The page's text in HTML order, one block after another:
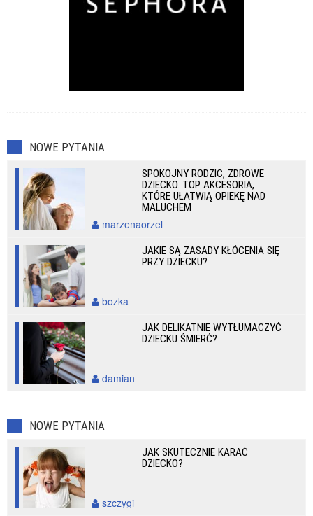
NOWE PYTANIA
SPOKOJNY RODZIC, ZDROWE
DZIECKO. TOP AKCESORIA,
KTÓRE UŁATWIĄ OPIEKĘ NAD
MALUCHEM
marzenaorzel
JAKIE SĄ ZASADY KŁÓCENIA SIĘ
PRZY DZIECKU?
bozka
JAK DELIKATNIE WYTŁUMACZYĆ
DZIECKU ŚMIERĆ?
damian
NOWE PYTANIA
JAK SKUTECZNIE KARAĆ
DZIECKO?
szczygi